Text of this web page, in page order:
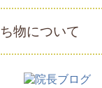
物について